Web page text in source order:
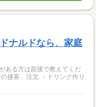
ナルドなら、家庭
ある方は面接で教えてくだ